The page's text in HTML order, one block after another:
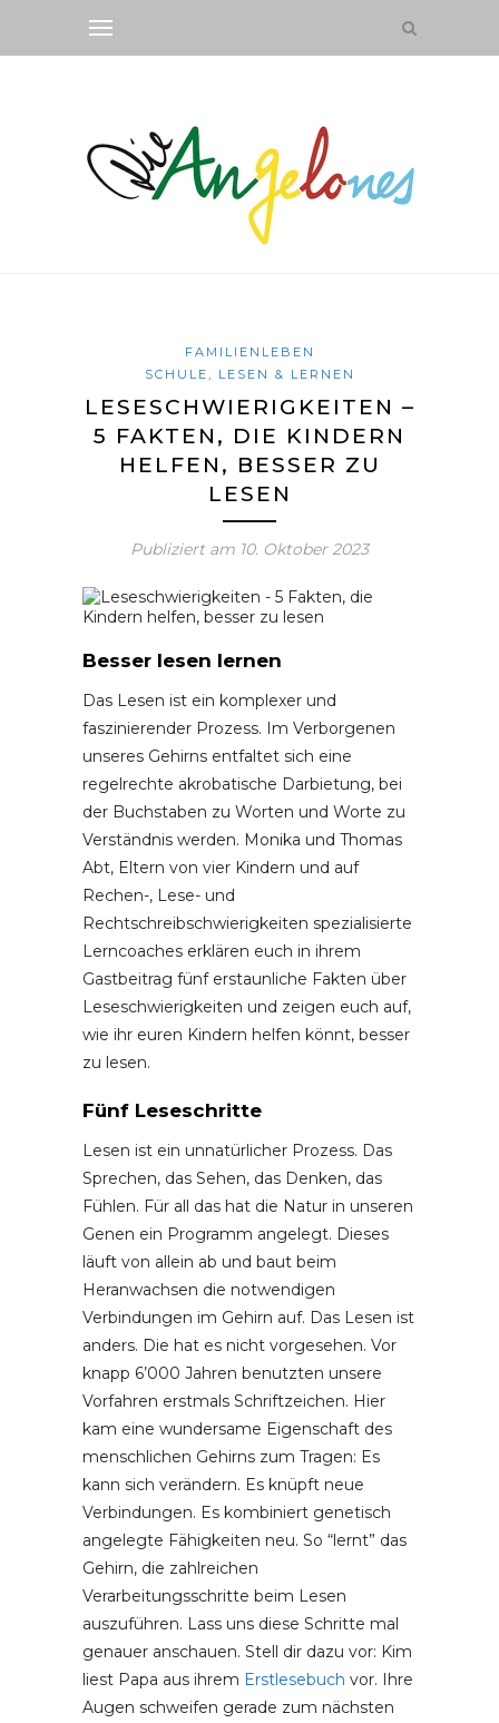
FAMILIENLEBEN
SCHULE, LESEN & LERNEN
LESESCHWIERIGKEITEN –
5 FAKTEN, DIE KINDERN
HELFEN, BESSER ZU
LESEN
Publiziert am 10. Oktober 2023
Besser lesen lernen
Das Lesen ist ein komplexer und
faszinierender Prozess. Im Verborgenen
unseres Gehirns entfaltet sich eine
regelrechte akrobatische Darbietung, bei
der Buchstaben zu Worten und Worte zu
Verständnis werden. Monika und Thomas
Abt, Eltern von vier Kindern und auf
Rechen-, Lese- und
Rechtschreibschwierigkeiten spezialisierte
Lerncoaches erklären euch in ihrem
Gastbeitrag fünf erstaunliche Fakten über
Leseschwierigkeiten und zeigen euch auf,
wie ihr euren Kindern helfen könnt, besser
zu lesen.
Fünf Leseschritte
Lesen ist ein unnatürlicher Prozess. Das
Sprechen, das Sehen, das Denken, das
Fühlen. Für all das hat die Natur in unseren
Genen ein Programm angelegt. Dieses
läuft von allein ab und baut beim
Heranwachsen die notwendigen
Verbindungen im Gehirn auf. Das Lesen ist
anders. Die hat es nicht vorgesehen. Vor
knapp 6’000 Jahren benutzten unsere
Vorfahren erstmals Schriftzeichen. Hier
kam eine wundersame Eigenschaft des
menschlichen Gehirns zum Tragen: Es
kann sich verändern. Es knüpft neue
Verbindungen. Es kombiniert genetisch
angelegte Fähigkeiten neu. So “lernt” das
Gehirn, die zahlreichen
Verarbeitungsschritte beim Lesen
auszuführen. Lass uns diese Schritte mal
genauer anschauen. Stell dir dazu vor: Kim
liest Papa aus ihrem Erstlesebuch vor. Ihre
Augen schweifen gerade zum nächsten